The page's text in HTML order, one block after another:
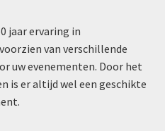
jaar ervaring in
van verschillende
uw evenementen. Door het
is er altijd wel een geschikte